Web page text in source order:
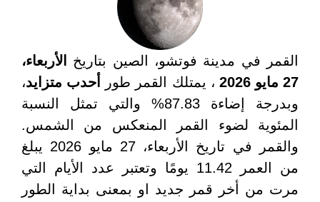
القمر في مدينة فوتشو، الصين بتاريخ
الأربعاء،
27 مايو 2026
، يمتلك القمر طور أحدب متزايد،
وبدرجة إضاءة 87.83% والتي تمثل النسبة
المئوية لضوء القمر المنعكس من الشمس.
والقمر في تاريخ الأربعاء، 27 مايو 2026 يبلغ
من العمر 11.42 يومًا وتعتبر عدد الأيام التي
مرت من أخر قمر جديد او بمعنى بداية الطور